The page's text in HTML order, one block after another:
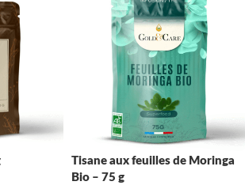
Tisane aux feuilles de Moringa
Bio – 75 g